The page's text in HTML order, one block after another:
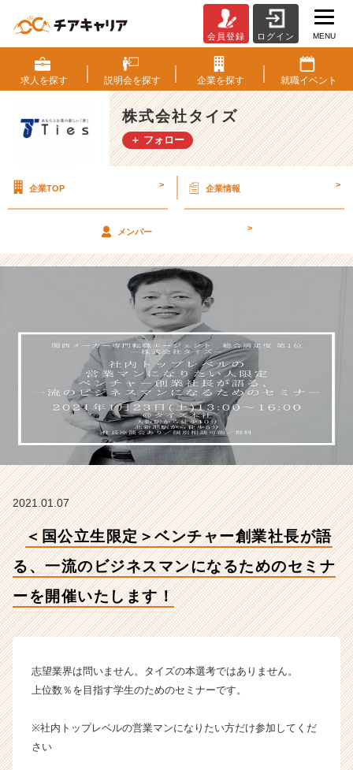
国
公
立
生
限
定
チ
創
業
社
長
語
る、
一
流
の
ビ
ジ
ネ
な
た
め
の
ミ
ー
を
催
会員登録 ログイン MENU
求人を探す 説明会を探す 企業を探す 就職イベント
株式会社タイズ
＋ フォロー
企業TOP > 企業情報 >
メンバー >
2021.01.07
＜国公立生限定＞ベンチャー創業社長が語
る、一流のビジネスマンになるためのセミナ
ーを開催いたします！
志望業界は問いません。タイズの本選考ではありません。
上位数％を目指す学生のためのセミナーです。
※社内トップレベルの営業マンになりたい方だけ参加してくだ
さい